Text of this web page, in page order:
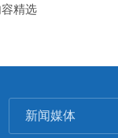
精选
新闻媒体